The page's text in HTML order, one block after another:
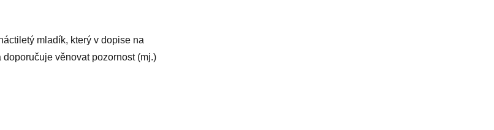
mladík, který v dopise na
věnovat pozornost (mj.)